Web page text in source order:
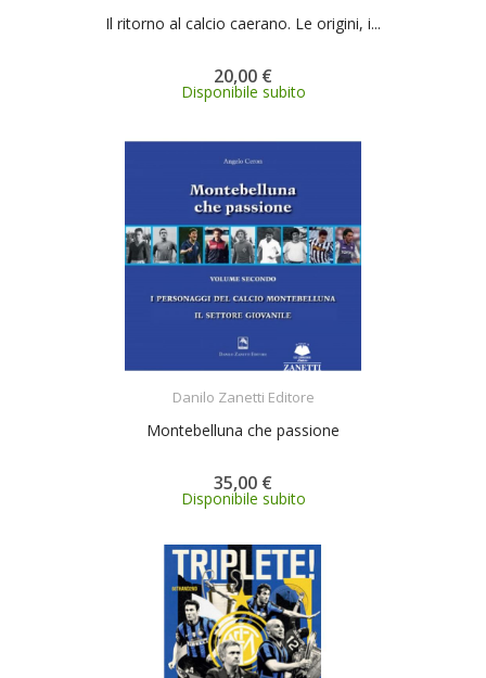
Il ritorno al calcio caerano. Le origini, i...
20,00 €
Disponibile subito
Danilo Zanetti Editore
Montebelluna che passione
35,00 €
Disponibile subito